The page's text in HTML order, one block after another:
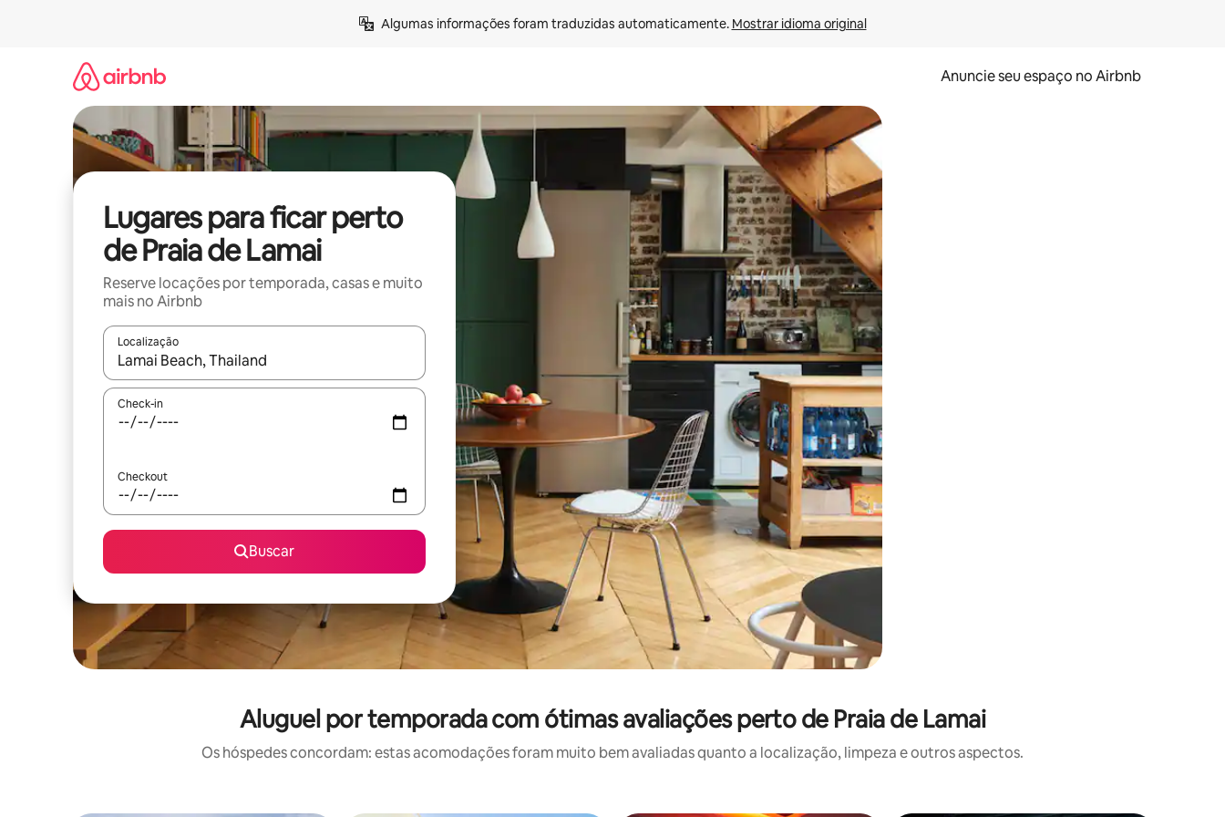
Algumas informações foram traduzidas automaticamente. Mostrar idioma original
Anuncie seu espaço no Airbnb
Lugares para ficar perto
de Praia de Lamai
Reserve locações por temporada, casas e muito
mais no Airbnb
Localização
Quando os resultados estiverem disponíveis, explore-os usando as seta para cima e para baixo do teclado ou tocando e deslizando o dedo na tela.
Check-in
Checkout
Buscar
Aluguel por temporada com ótimas avaliações perto de Praia de Lamai
Os hóspedes concordam: estas acomodações foram muito bem avaliadas quanto a localização, limpeza e outros aspectos.